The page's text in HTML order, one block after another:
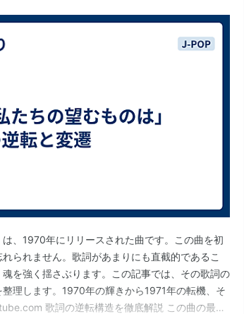
、1970年にリリースされた曲です。この曲を初
られません。歌詞があまりにも直截的であるこ
を強く揺さぶります。この記事では、その歌詞の
理します。1970年の輝きから1971年の転機、そ
歌詞の逆転構造を徹底解説 この曲の最大